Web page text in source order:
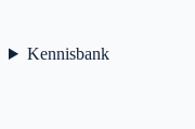
Kennisbank